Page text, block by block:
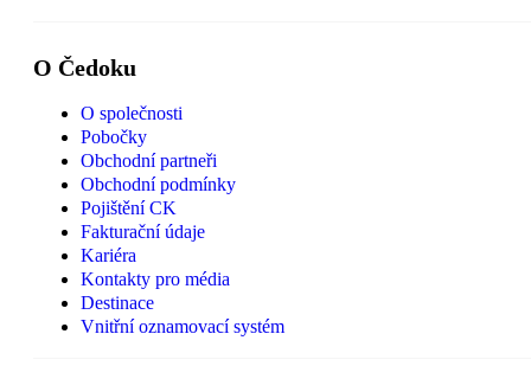
O Čedoku
O společnosti
Pobočky
Obchodní partneři
Obchodní podmínky
Pojištění CK
Fakturační údaje
Kariéra
Kontakty pro média
Destinace
Vnitřní oznamovací systém